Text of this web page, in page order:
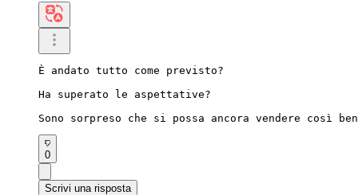
È andato tutto come previsto?
Ha superato le aspettative?
Sono sorpreso che si possa ancora vendere così
0
Scrivi una risposta